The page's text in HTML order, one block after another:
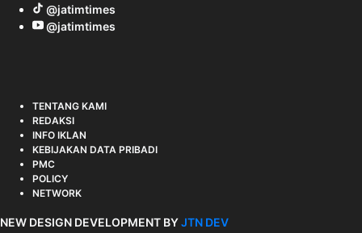
@jatimtimes
@jatimtimes
TENTANG KAMI
REDAKSI
INFO IKLAN
KEBIJAKAN DATA PRIBADI
PMC
POLICY
NETWORK
NEW DESIGN DEVELOPMENT BYJTN DEV